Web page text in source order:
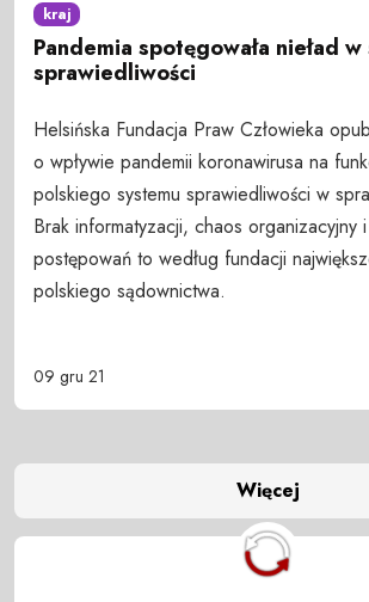
kraj
Pandemia spotęgowała nieład
sprawiedliwości
Helsińska Fundacja Praw Człowieka
o wpływie pandemii koronawirusa na
polskiego systemu sprawiedliwości w
Brak informatyzacji, chaos organizacyjny
postępowań to według fundacji
polskiego sądownictwa.
09 gru 21
Więcej